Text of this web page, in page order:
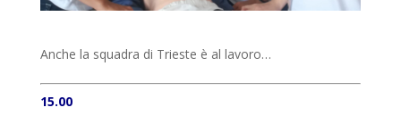
Anche la squadra di Trieste è al lavoro…
15.00